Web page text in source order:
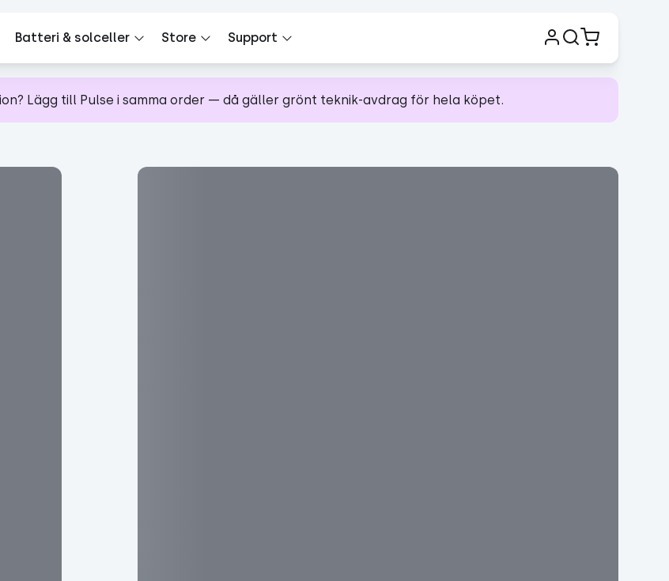
Batteri & solceller Store Support
Lägg till Pulse i samma order — då gäller grönt teknik-avdrag för hela köpet.